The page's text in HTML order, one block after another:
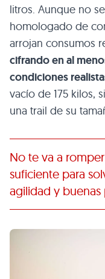
litros. Aunque no
homologado de
arrojan consumos
cifrando en al
condiciones
vacío de 175 kilos,
una trail de su
No te va a
suficiente para
agilidad y buenas